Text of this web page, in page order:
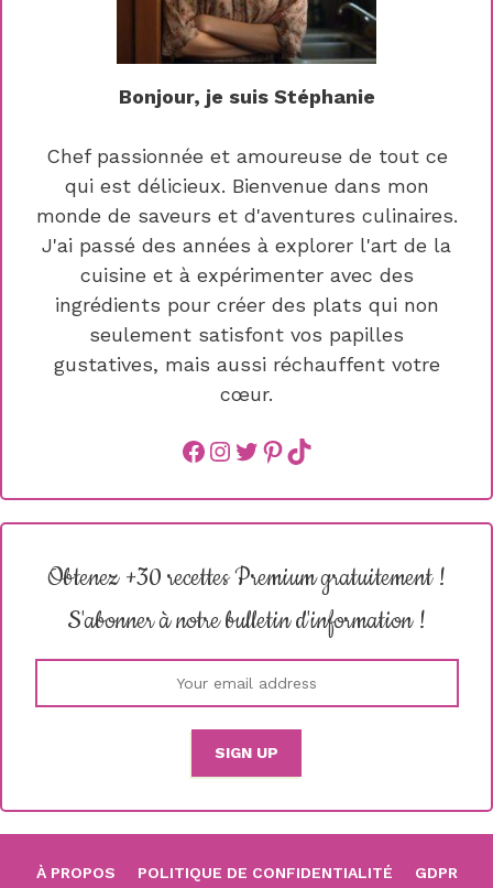
Bonjour, je suis Stéphanie
Chef passionnée et amoureuse de tout ce
qui est délicieux. Bienvenue dans mon
monde de saveurs et d'aventures culinaires.
J'ai passé des années à explorer l'art de la
cuisine et à expérimenter avec des
ingrédients pour créer des plats qui non
seulement satisfont vos papilles
gustatives, mais aussi réchauffent votre
cœur.
Facebook
instagram
Twitter
Pinterest
TikTok
Obtenez +30 recettes Premium gratuitement !
S'abonner à notre bulletin d'information !
À PROPOS POLITIQUE DE CONFIDENTIALITÉ GDPR